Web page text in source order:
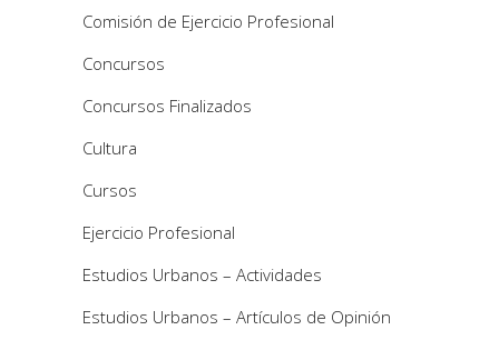
Comisión de Ejercicio Profesional
Concursos
Concursos Finalizados
Cultura
Cursos
Ejercicio Profesional
Estudios Urbanos – Actividades
Estudios Urbanos – Artículos de Opinión